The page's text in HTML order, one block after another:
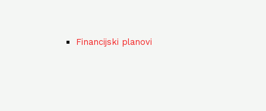
Financijski planovi